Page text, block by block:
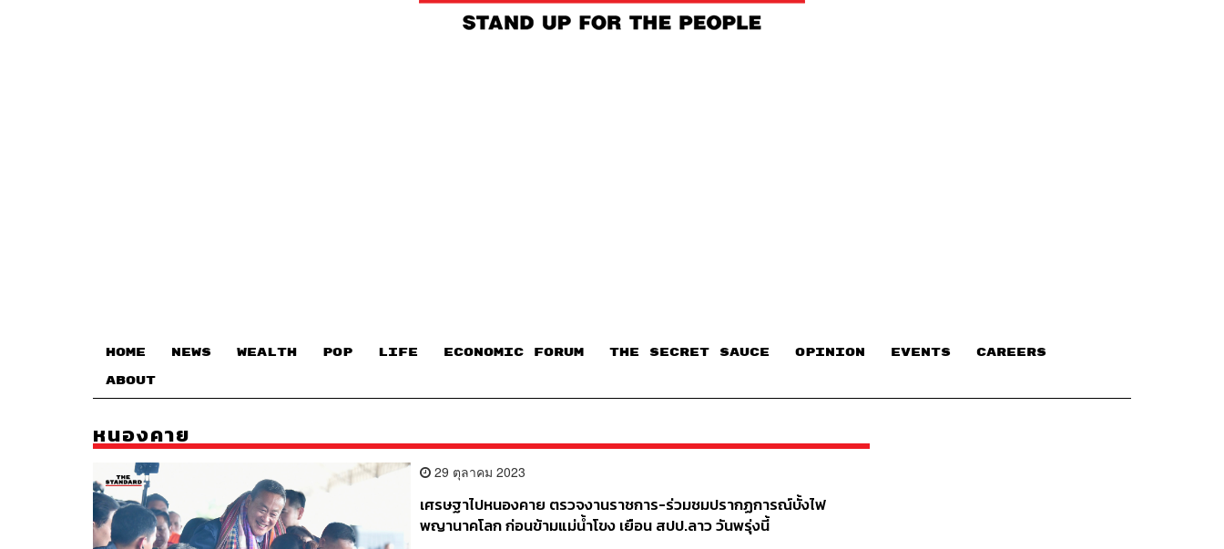
HOME NEWS WEALTH POP LIFE ECONOMIC FORUM THE SECRET SAUCE​ OPINION EVENTS CAREERS
ABOUT
หนองคาย
29 ตุลาคม 2023
เศรษฐาไปหนองคาย ตรวจงานราชการ-ร่วมชมปรากฏการณ์บั้งไฟ
พญานาคโลก ก่อนข้ามแม่น้ำโขง เยือน สปป.ลาว วันพรุ่งนี้